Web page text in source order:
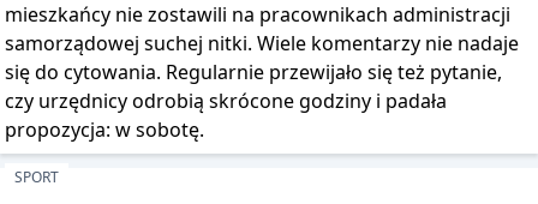
mieszkańcy nie zostawili na pracownikach administracji
samorządowej suchej nitki. Wiele komentarzy nie nadaje
się do cytowania. Regularnie przewijało się też pytanie,
czy urzędnicy odrobią skrócone godziny i padała
propozycja: w sobotę.
SPORT